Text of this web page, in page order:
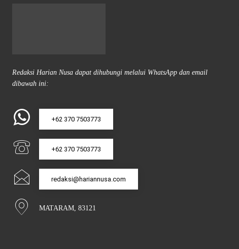
Redaksi Harian Nusa dapat dihubungi melalui WhatsApp dan email
dibawah ini:
+62 370 7503773
+62 370 7503773
redaksi@hariannusa.com
MATARAM, 83121